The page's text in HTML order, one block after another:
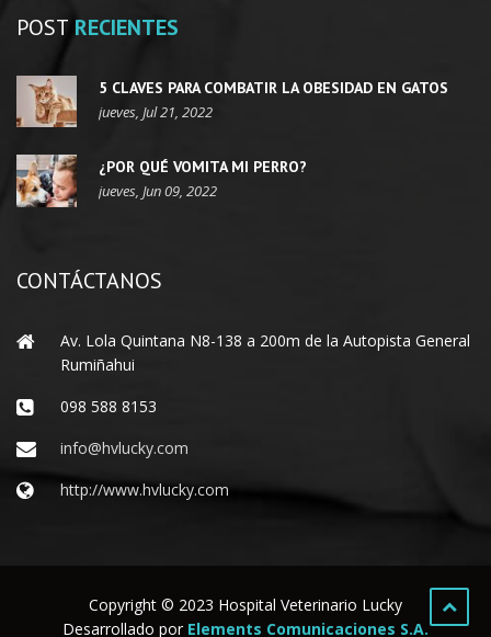
POST RECIENTES
5 CLAVES PARA COMBATIR LA OBESIDAD EN GATOS
jueves, Jul 21, 2022
¿POR QUÉ VOMITA MI PERRO?
jueves, Jun 09, 2022
CONTÁCTANOS
Av. Lola Quintana N8-138 a 200m de la Autopista General
Rumiñahui
098 588 8153
info@hvlucky.com
http://www.hvlucky.com
Copyright © 2023 Hospital Veterinario Lucky
Desarrollado por Elements Comunicaciones S.A.